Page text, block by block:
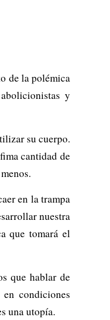
de la polémica
y
su cuerpo.
cantidad de
en la trampa
nuestra
que tomará el
que hablar de
condiciones
una utopía.